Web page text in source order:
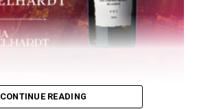
CONTINUE READING